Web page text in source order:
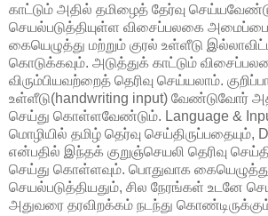
காட்டும் அதில் தமிழைத் தேர்வு
செயல்படுத்தியுள்ள விசைப்பலகை
கையெழுத்து மற்றும் குரல் உள்ளீடு
கொடுக்கவும். அடுத்துக் காட்டும்
விரும்பியவற்றைத் தெரிவு செய்யலாம்.
உள்ளீடு(handwriting input) வேண்டுவோர்
செய்து கொள்ளவேண்டும். Language & Input
மொழியில் தமிழ் தெர்வு செய்திருப்பதையும்,
என்பதில் இந்தக் குறுஞ்செயலி தெரிவு
செய்து கொள்ளவும். பொதுவாக
செயல்படுத்தியதும், சில நேரங்கள் உடனே
அதுவரை தரவிறக்கம் நடந்து